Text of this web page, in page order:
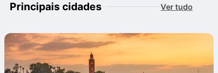
Principais cidades Ver tudo